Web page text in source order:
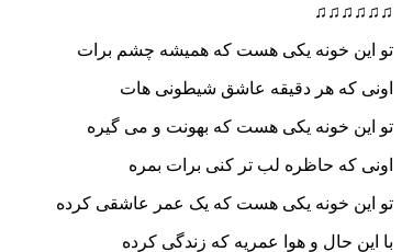
♫♫♫♫♫♫
تو این خونه یکی هست که همیشه چشم برات
اونی که هر دقیقه عاشق شیطونی هات
تو این خونه یکی هست که بهونت و می گیره
اونی که حاظره لب تر کنی برات بمره
تو این خونه یکی هست که یک عمر عاشقی کرده
با این حال و هوا عمریه که زندگی کرده